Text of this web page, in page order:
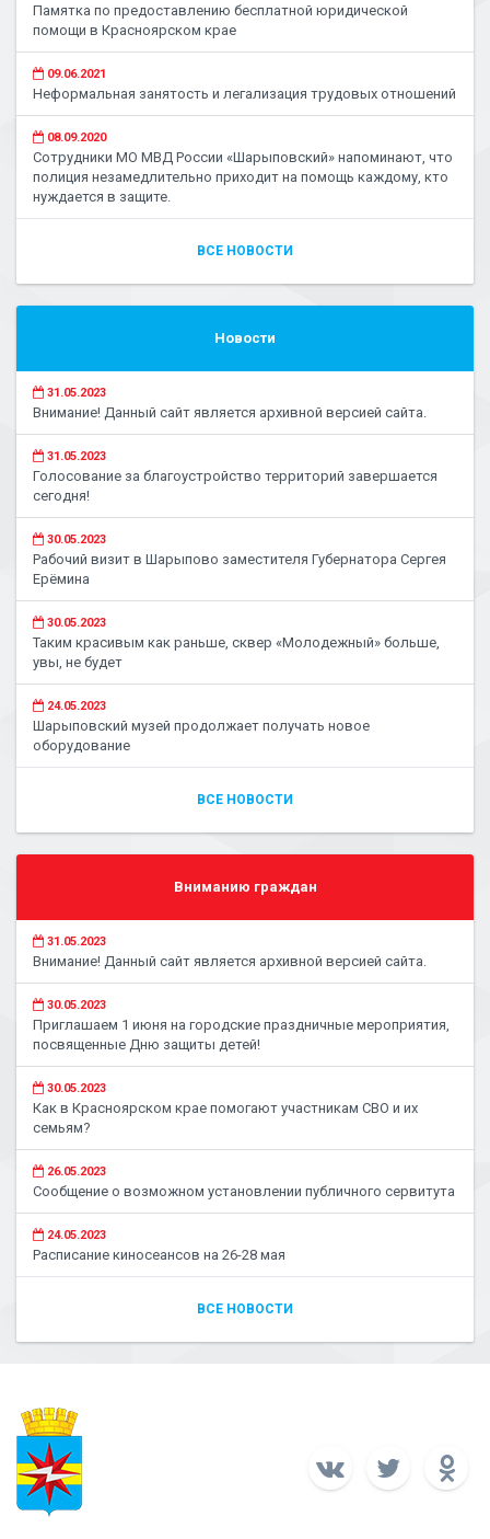
Памятка по предоставлению бесплатной юридической
помощи в Красноярском крае
09.06.2021
Неформальная занятость и легализация трудовых отношений
08.09.2020
Сотрудники МО МВД России «Шарыповский» напоминают, что
полиция незамедлительно приходит на помощь каждому, кто
нуждается в защите.
ВСЕ НОВОСТИ
Новости
31.05.2023
Внимание! Данный сайт является архивной версией сайта.
31.05.2023
Голосование за благоустройство территорий завершается
сегодня!
30.05.2023
Рабочий визит в Шарыпово заместителя Губернатора Сергея
Ерёмина
30.05.2023
Таким красивым как раньше, сквер «Молодежный» больше,
увы, не будет
24.05.2023
Шарыповский музей продолжает получать новое
оборудование
ВСЕ НОВОСТИ
Вниманию граждан
31.05.2023
Внимание! Данный сайт является архивной версией сайта.
30.05.2023
Приглашаем 1 июня на городские праздничные мероприятия,
посвященные Дню защиты детей!
30.05.2023
Как в Красноярском крае помогают участникам СВО и их
семьям?
26.05.2023
Сообщение о возможном установлении публичного сервитута
24.05.2023
Расписание киносеансов на 26-28 мая
ВСЕ НОВОСТИ